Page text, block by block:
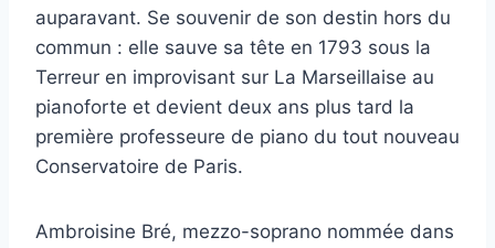
auparavant. Se souvenir de son destin hors du
commun : elle sauve sa tête en 1793 sous la
Terreur en improvisant sur La Marseillaise au
pianoforte et devient deux ans plus tard la
première professeure de piano du tout nouveau
Conservatoire de Paris.
Ambroisine Bré, mezzo-soprano nommée dans